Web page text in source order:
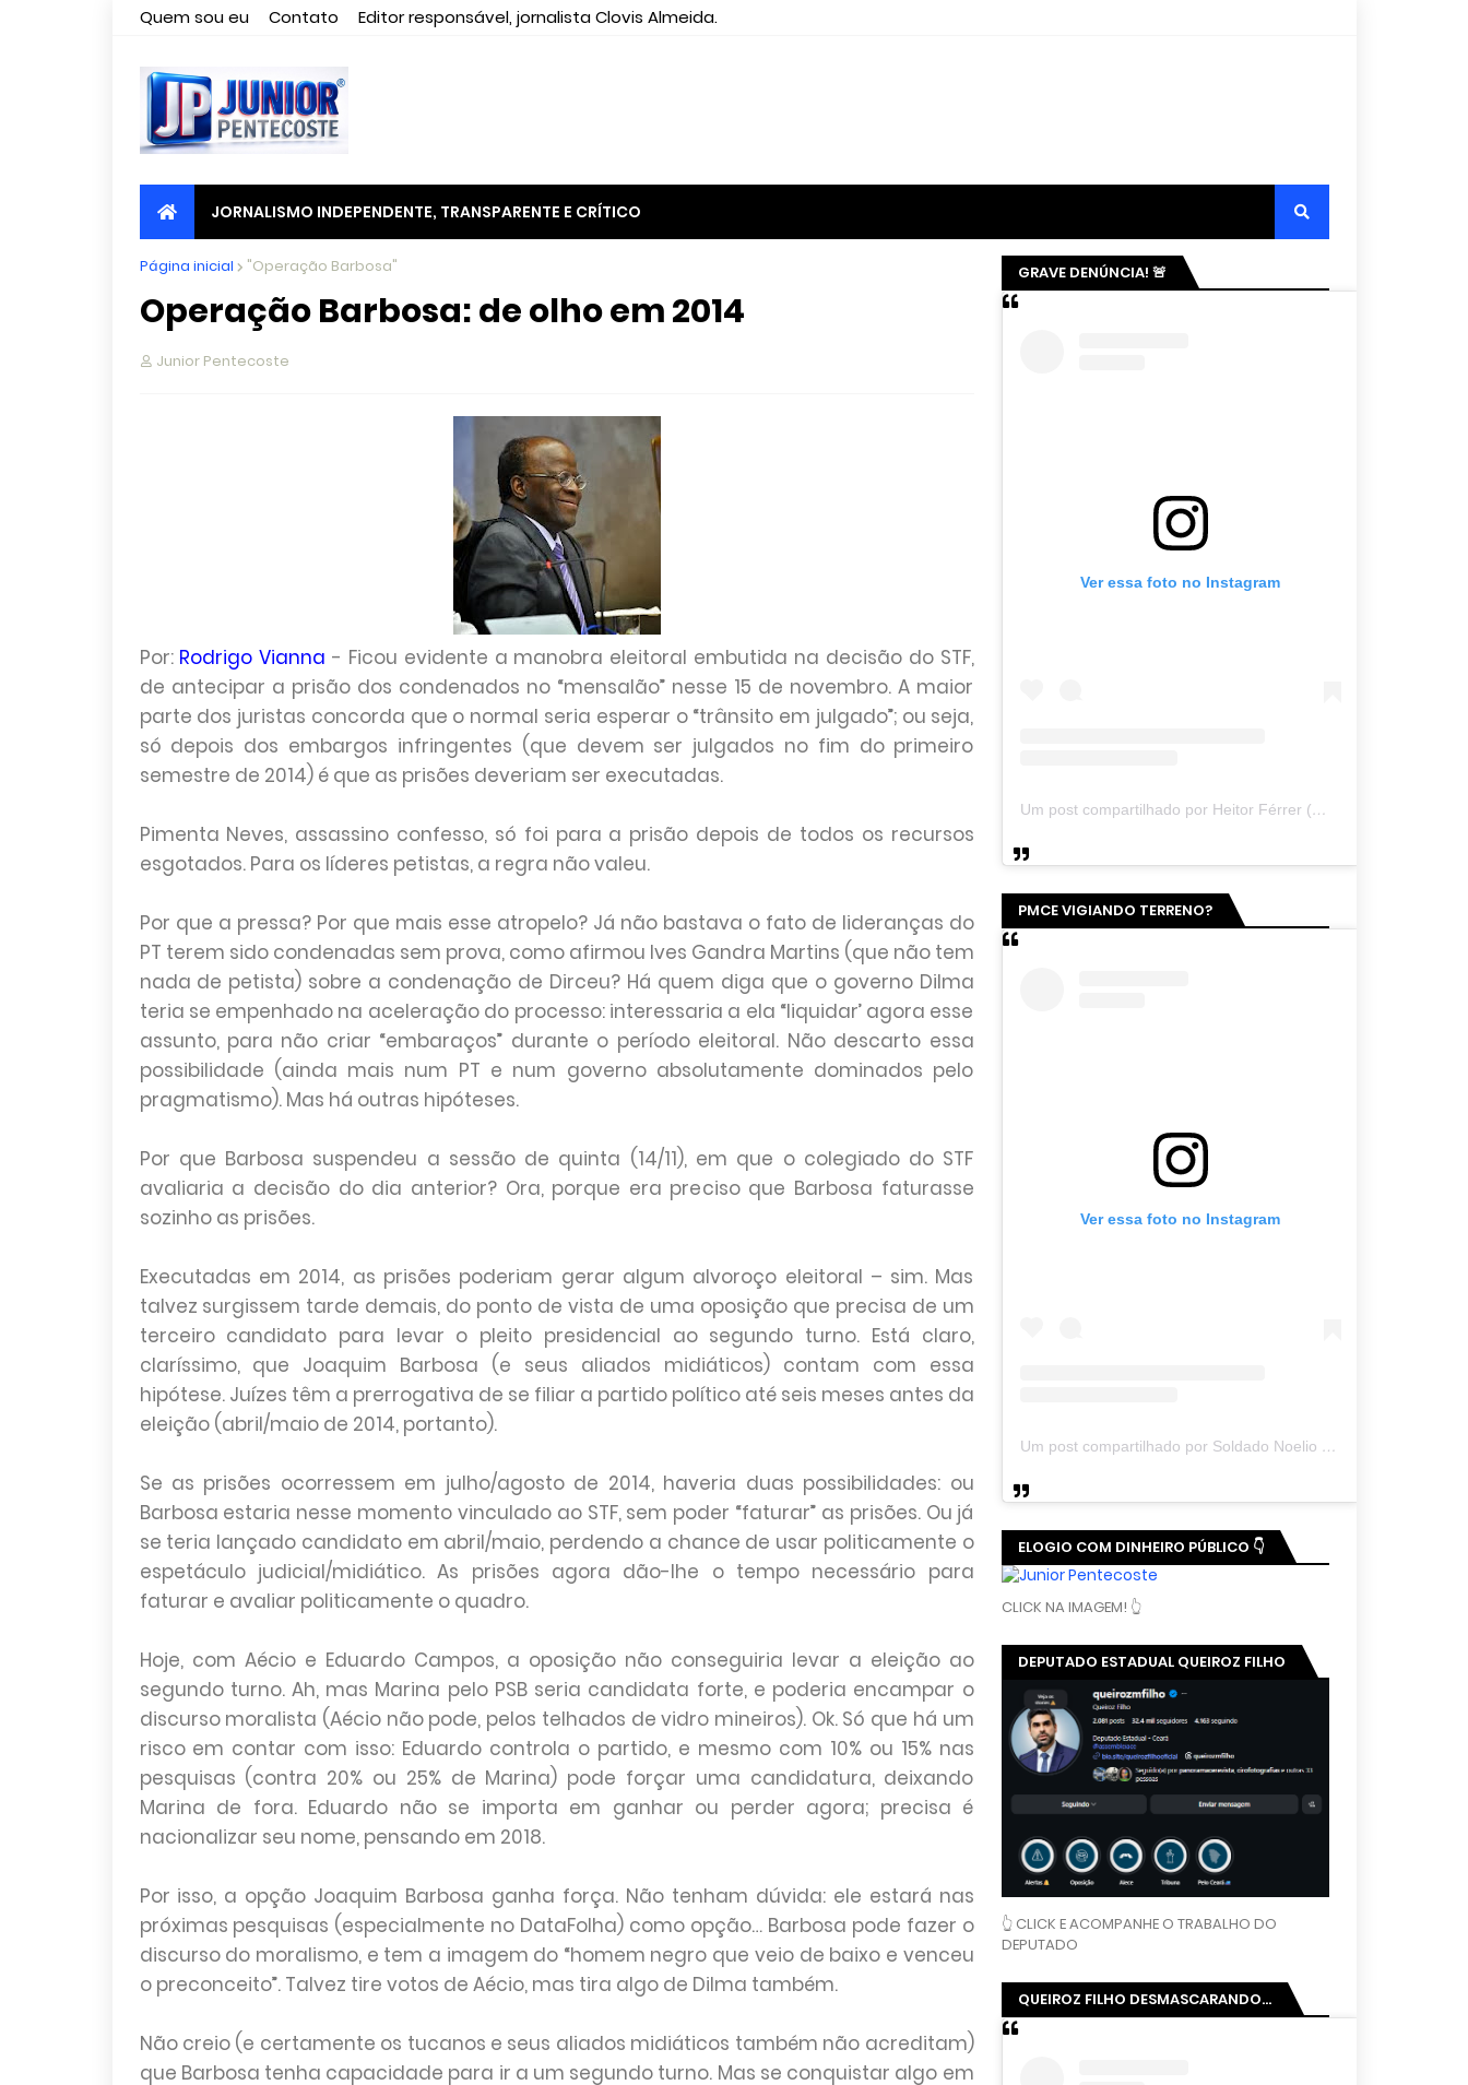
Quem sou eu Contato Editor responsável, jornalista Clovis Almeida.
JORNALISMO INDEPENDENTE, TRANSPARENTE E CRÍTICO
Página inicial "Operação Barbosa"
Operação Barbosa: de olho em 2014
Junior Pentecoste
Por: Rodrigo Vianna - Ficou evidente a manobra eleitoral embutida na decisão do STF,
de antecipar a prisão dos condenados no “mensalão” nesse 15 de novembro. A maior
parte dos juristas concorda que o normal seria esperar o “trânsito em julgado”; ou seja,
só depois dos embargos infringentes (que devem ser julgados no fim do primeiro
semestre de 2014) é que as prisões deveriam ser executadas.
Pimenta Neves, assassino confesso, só foi para a prisão depois de todos os recursos
esgotados. Para os líderes petistas, a regra não valeu.
Por que a pressa? Por que mais esse atropelo? Já não bastava o fato de lideranças do
PT terem sido condenadas sem prova, como afirmou Ives Gandra Martins (que não tem
nada de petista) sobre a condenação de Dirceu? Há quem diga que o governo Dilma
teria se empenhado na aceleração do processo: interessaria a ela “liquidar’ agora esse
assunto, para não criar “embaraços” durante o período eleitoral. Não descarto essa
possibilidade (ainda mais num PT e num governo absolutamente dominados pelo
pragmatismo). Mas há outras hipóteses.
Por que Barbosa suspendeu a sessão de quinta (14/11), em que o colegiado do STF
avaliaria a decisão do dia anterior? Ora, porque era preciso que Barbosa faturasse
sozinho as prisões.
Executadas em 2014, as prisões poderiam gerar algum alvoroço eleitoral – sim. Mas
talvez surgissem tarde demais, do ponto de vista de uma oposição que precisa de um
terceiro candidato para levar o pleito presidencial ao segundo turno. Está claro,
claríssimo, que Joaquim Barbosa (e seus aliados midiáticos) contam com essa
hipótese. Juízes têm a prerrogativa de se filiar a partido político até seis meses antes da
eleição (abril/maio de 2014, portanto).
Se as prisões ocorressem em julho/agosto de 2014, haveria duas possibilidades: ou
Barbosa estaria nesse momento vinculado ao STF, sem poder “faturar” as prisões. Ou já
se teria lançado candidato em abril/maio, perdendo a chance de usar politicamente o
espetáculo judicial/midiático. As prisões agora dão-lhe o tempo necessário para
faturar e avaliar politicamente o quadro.
Hoje, com Aécio e Eduardo Campos, a oposição não conseguiria levar a eleição ao
segundo turno. Ah, mas Marina pelo PSB seria candidata forte, e poderia encampar o
discurso moralista (Aécio não pode, pelos telhados de vidro mineiros). Ok. Só que há um
risco em contar com isso: Eduardo controla o partido, e mesmo com 10% ou 15% nas
pesquisas (contra 20% ou 25% de Marina) pode forçar uma candidatura, deixando
Marina de fora. Eduardo não se importa em ganhar ou perder agora; precisa é
nacionalizar seu nome, pensando em 2018.
Por isso, a opção Joaquim Barbosa ganha força. Não tenham dúvida: ele estará nas
próximas pesquisas (especialmente no DataFolha) como opção… Barbosa pode fazer o
discurso do moralismo, e tem a imagem do “homem negro que veio de baixo e venceu
o preconceito”. Talvez tire votos de Aécio, mas tira algo de Dilma também.
Não creio (e certamente os tucanos e seus aliados midiáticos também não acreditam)
que Barbosa tenha capacidade para ir a um segundo turno. Mas se conquistar algo em
GRAVE DENÚNCIA! 🚨
Ver essa foto no Instagram
Um post compartilhado por Heitor Férrer (@heitor_ferrer77)
PMCE VIGIANDO TERRENO?
Ver essa foto no Instagram
Um post compartilhado por Soldado Noelio (@soldadonoelio)
ELOGIO COM DINHEIRO PÚBLICO 👇
CLICK NA IMAGEM! 👆
DEPUTADO ESTADUAL QUEIROZ FILHO
👆 CLICK E ACOMPANHE O TRABALHO DO
DEPUTADO
QUEIROZ FILHO DESMASCARANDO...